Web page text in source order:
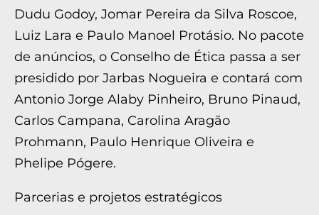
Dudu Godoy, Jomar Pereira da Silva Roscoe,
Luiz Lara e Paulo Manoel Protásio. No pacote
de anúncios, o Conselho de Ética passa a ser
presidido por Jarbas Nogueira e contará com
Antonio Jorge Alaby Pinheiro, Bruno Pinaud,
Carlos Campana, Carolina Aragão
Prohmann, Paulo Henrique Oliveira e
Phelipe Pógere.
Parcerias e projetos estratégicos